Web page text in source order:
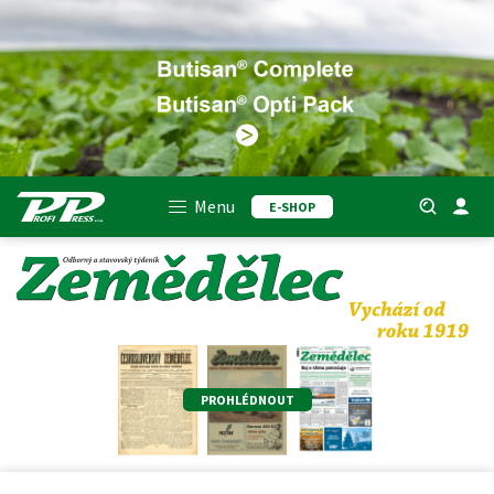
Menu E-SHOP
PROHLÉDNOUT